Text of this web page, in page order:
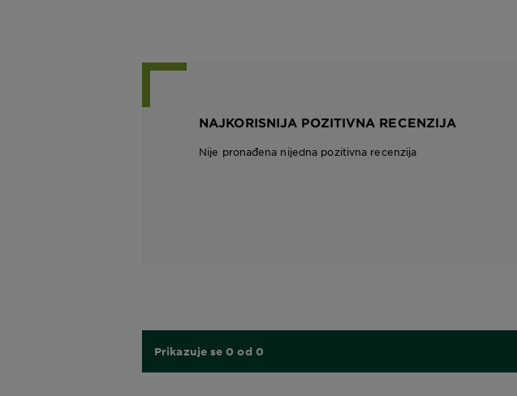
NAJKORISNIJA POZITIVNA RECENZIJA
Nije pronađena nijedna pozitivna recenzija
Prikazuje se 0 od 0